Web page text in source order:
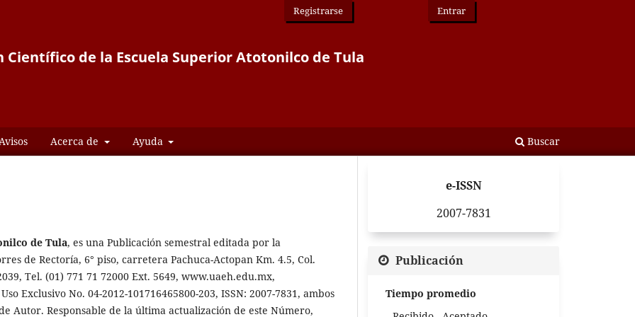
Científico de la Escuela Superior Atotonilco de Tula
Acerca de Ayuda Buscar
Registrarse Entrar
de Tula, es una Publicación semestral editada por la
de Rectoría, 6° piso, carretera Pachuca-Actopan Km. 4.5, Col.
Tel. (01) 771 71 72000 Ext. 5649, www.uaeh.edu.mx,
Exclusivo No. 04-2012-101716465800-203, ISSN: 2007-7831, ambos
Autor. Responsable de la última actualización de este Número,
e-ISSN
2007-7831
Publicación
Tiempo promedio